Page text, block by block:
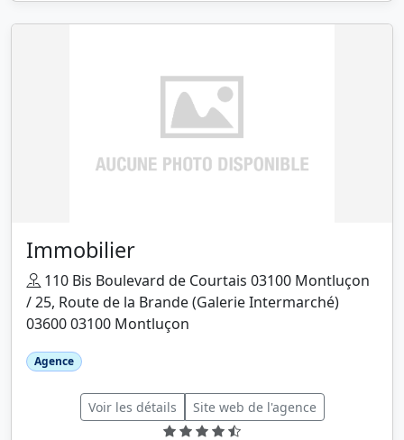
Immobilier
110 Bis Boulevard de Courtais 03100 Montluçon
/ 25, Route de la Brande (Galerie Intermarché)
03600 03100 Montluçon
Agence
Voir les détails Site web de l'agence